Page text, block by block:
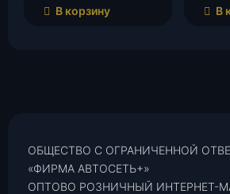
В корзину В
ОБЩЕСТВО С ОГРАНИЧЕННОЙ
«ФИРМА АВТОСЕТЬ+»
ОПТОВО РОЗНИЧНЫЙ ИНТЕРНЕТ-